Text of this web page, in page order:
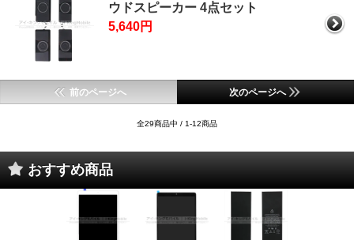
ウドスピーカー 4点セット
5,640円
前のページへ 次のページへ
全29商品中 / 1-12商品
おすすめ商品